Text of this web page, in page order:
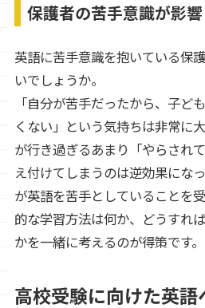
保護者の苦手意識が影
英語に苦手意識を抱いている保
いでしょうか。
「自分が苦手だったから、子ど
くない」という気持ちは非常に
が行き過ぎるあまり「やらされ
え付けてしまうのは逆効果にな
が英語を苦手としていることを
的な学習方法は何か、どうすれ
かを一緒に考えるのが得策です。
高校受験に向けた英